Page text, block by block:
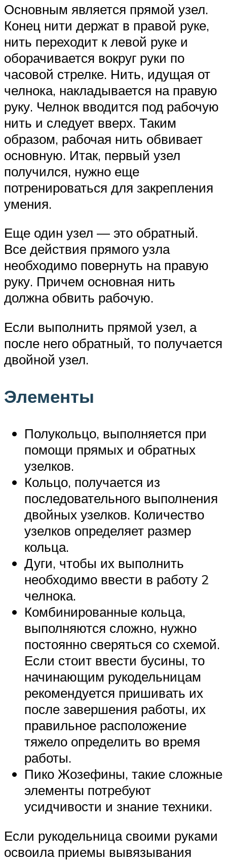
Основным является прямой узел.
Конец нити держат в правой руке,
нить переходит к левой руке и
оборачивается вокруг руки по
часовой стрелке. Нить, идущая от
челнока, накладывается на правую
руку. Челнок вводится под рабочую
нить и следует вверх. Таким
образом, рабочая нить обвивает
основную. Итак, первый узел
получился, нужно еще
потренироваться для закрепления
умения.
Еще один узел — это обратный.
Все действия прямого узла
необходимо повернуть на правую
руку. Причем основная нить
должна обвить рабочую.
Если выполнить прямой узел, а
после него обратный, то получается
двойной узел.
Элементы
Полукольцо, выполняется при
помощи прямых и обратных
узелков.
Кольцо, получается из
последовательного выполнения
двойных узелков. Количество
узелков определяет размер
кольца.
Дуги, чтобы их выполнить
необходимо ввести в работу 2
челнока.
Комбинированные кольца,
выполняются сложно, нужно
постоянно сверяться со схемой.
Если стоит ввести бусины, то
начинающим рукодельницам
рекомендуется пришивать их
после завершения работы, их
правильное расположение
тяжело определить во время
работы.
Пико Жозефины, такие сложные
элементы потребуют
усидчивости и знание техники.
Если рукодельница своими руками
освоила приемы вывязывания